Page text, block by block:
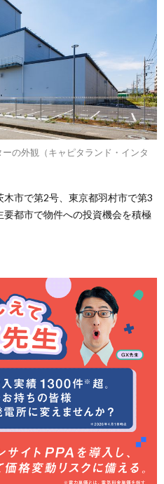
の外観（キャピタランド・インタ
市で第2号、東京都羽村市で第3
都市で物件への投資機会を積極